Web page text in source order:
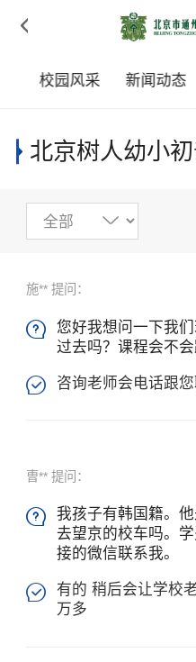

校园风采 新闻动态
北京树人幼小
施** 提问：

您好我想问一下我
过去吗？课程会不会
 咨询老师会电话跟
曺** 提问：

我孩子有韩国籍。
去望京的校车吗。
接的微信联系我。

有的 稍后会让学校
万多